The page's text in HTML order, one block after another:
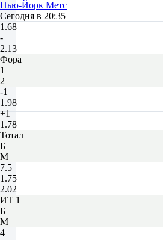
Нью-Йорк Метс
Сегодня в 20:35
1.68
-
2.13
Фора
1
2
-1
1.98
+1
1.78
Тотал
Б
М
7.5
1.75
2.02
ИТ 1
Б
М
4